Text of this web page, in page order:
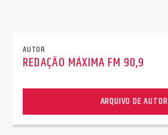
AUTOR
REDAÇÃO MÁXIMA FM 90,9
ARQUIVO DE AUTOR